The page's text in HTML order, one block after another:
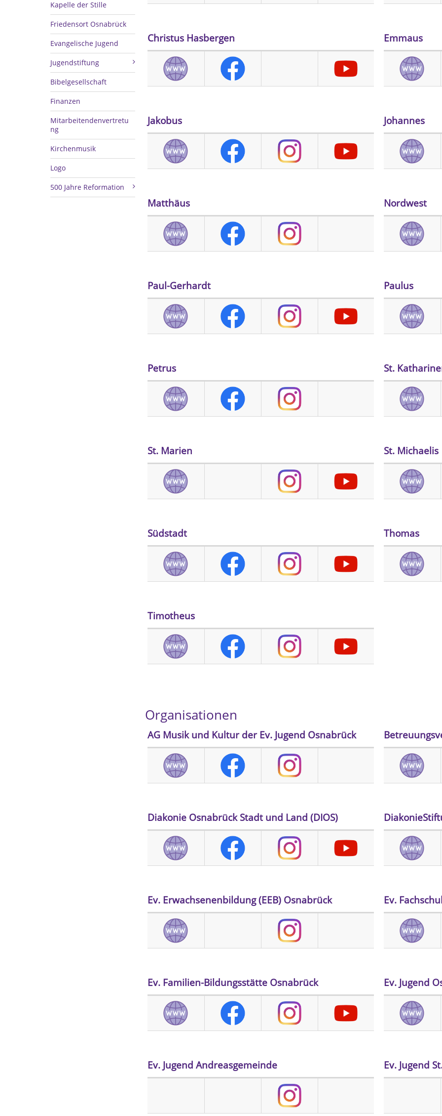
Kapelle der Stille
Friedensort Osnabrück
Evangelische Jugend
Jugendstiftung
Bibelgesellschaft
Finanzen
Mitarbeitendenvertretu
ng
Kirchenmusik
Logo
500 Jahre Reformation
Christus Hasbergen Emmaus
Jakobus Johannes
Matthäus Nordwest
Paul-Gerhardt Paulus
Petrus St.
St. Marien St. Michaelis
Südstadt Thomas
Timotheus
Organisationen
AG Musik und Kultur der Ev. Jugend Osnabrück
Diakonie Osnabrück Stadt und Land (DIOS)
Ev. Erwachsenenbildung (EEB) Osnabrück Ev.
Ev. Familien-Bildungsstätte Osnabrück Ev. Jugend
Ev. Jugend Andreasgemeinde Ev. Jugend